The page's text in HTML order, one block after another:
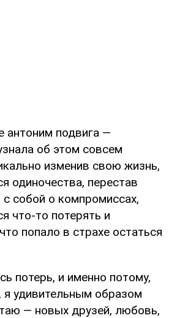
антоним подвига —
об этом совсем
изменив свою жизнь,
одиночества, перестав
с собой о компромиссах,
что-то потерять и
попало в страхе остаться
потерь, и именно потому,
я удивительным образом
— новых друзей, любовь,